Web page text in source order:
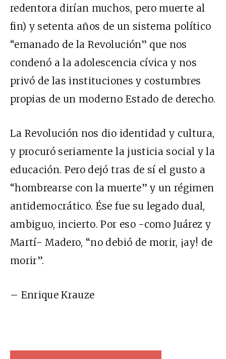
redentora dirían muchos, pero muerte al
fin) y setenta años de un sistema político
“emanado de la Revolución” que nos
condenó a la adolescencia cívica y nos
privó de las instituciones y costumbres
propias de un moderno Estado de derecho.
La Revolución nos dio identidad y cultura,
y procuró seriamente la justicia social y la
educación. Pero dejó tras de sí el gusto a
“hombrearse con la muerte” y un régimen
antidemocrático. Ése fue su legado dual,
ambiguo, incierto. Por eso -como Juárez y
Martí- Madero, “no debió de morir, ¡ay! de
morir”.
– Enrique Krauze